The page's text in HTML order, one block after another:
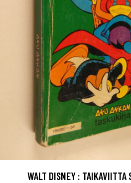
WALT DISNEY : TAIKAVIITTA